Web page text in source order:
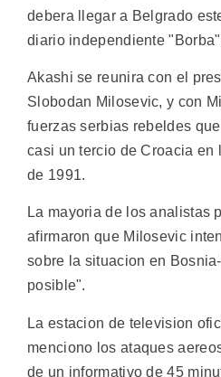
debera llegar a Belgrado
diario independiente
Akashi se reunira con el
Slobodan Milosevic, y con
fuerzas serbias rebeldes
casi un tercio de Croacia en
de 1991.
La mayoria de los analistas
afirmaron que Milosevic
sobre la situacion en
posible".
La estacion de television
menciono los ataques
de un informativo de 45